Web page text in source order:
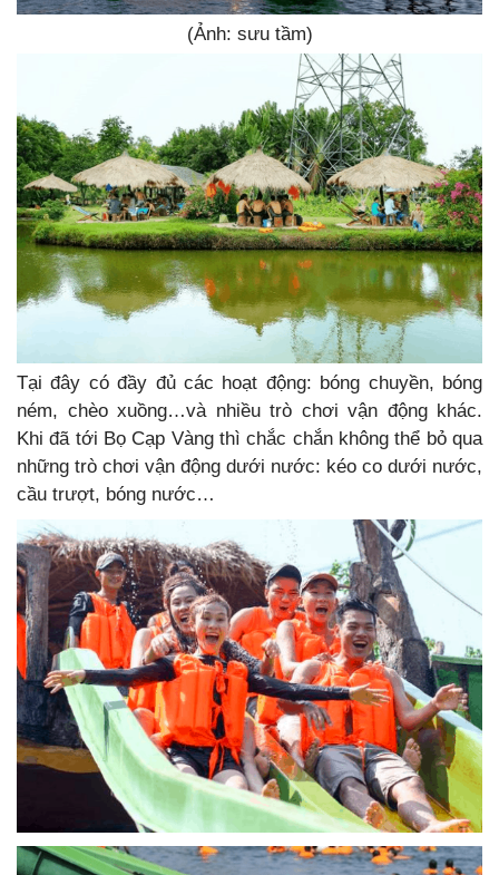
(Ảnh: sưu tầm)
Tại đây có đầy đủ các hoạt động: bóng chuyền, bóng
ném, chèo xuồng…và nhiều trò chơi vận động khác.
Khi đã tới Bọ Cạp Vàng thì chắc chắn không thể bỏ qua
những trò chơi vận động dưới nước: kéo co dưới nước,
cầu trượt, bóng nước…